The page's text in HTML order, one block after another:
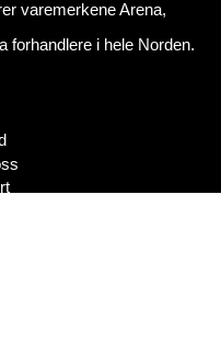
varemerkene Arena,
forhandlere i hele Norden.